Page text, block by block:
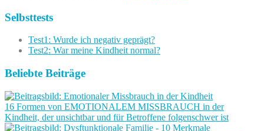
Selbsttests
Test1: Wurde ich negativ geprägt?
Test2: War meine Kindheit normal?
Beliebte Beiträge
16 Formen von EMOTIONALEM MISSBRAUCH in der
Kindheit, der unsichtbar und für Betroffene folgenschwer ist